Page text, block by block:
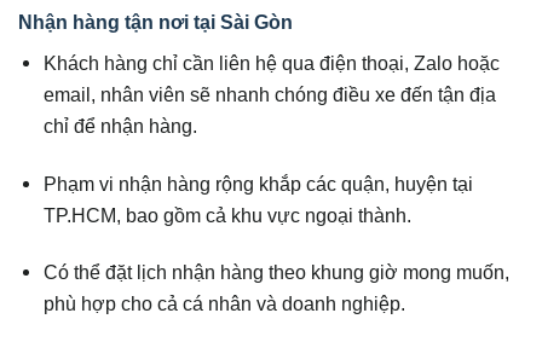
Nhận hàng tận nơi tại Sài Gòn
Khách hàng chỉ cần liên hệ qua điện thoại, Zalo hoặc
email, nhân viên sẽ nhanh chóng điều xe đến tận địa
chỉ để nhận hàng.
Phạm vi nhận hàng rộng khắp các quận, huyện tại
TP.HCM, bao gồm cả khu vực ngoại thành.
Có thể đặt lịch nhận hàng theo khung giờ mong muốn,
phù hợp cho cả cá nhân và doanh nghiệp.